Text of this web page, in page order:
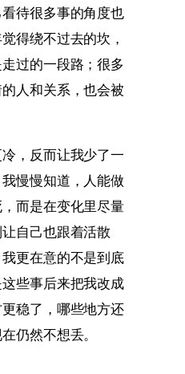
待很多事的角度也
得绕不过去的坎，
过的一段路；很多
人和关系，也会被
，反而让我少了一
慢慢知道，人能做
而是在变化里尽量
自己也跟着活散
更在意的不是到底
些事后来把我改成
稳了，哪些地方还
仍然不想丢。